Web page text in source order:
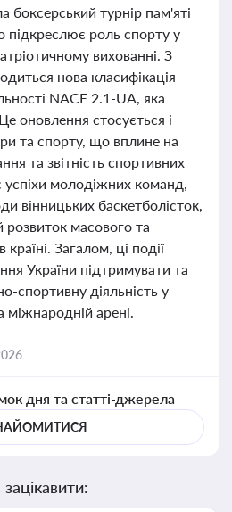
боксерський турнір пам'яті
підкреслює роль спорту у
вихованні. З
нова класифікація
NACE 2.1-UA, яка
оновлення стосується і
та спорту, що вплине на
та звітність спортивних
успіхи молодіжних команд,
вінницьких баскетболісток,
розвиток масового та
Загалом, ці події
України підтримувати та
спортивну діяльність у
міжнародній арені.
дня та статті-джерела